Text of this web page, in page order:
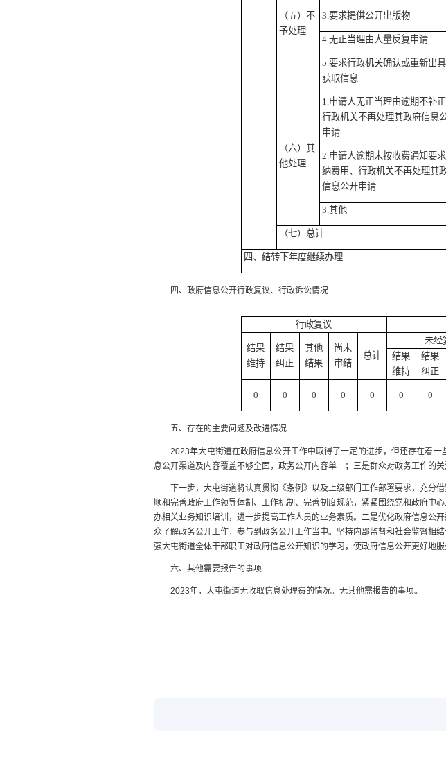
（五）不
予处理
3.要求提供公开出版物
4.无正当理由大量反复申请
5.要求行政机关确认或重新出
获取信息
（六）其
他处理
1.申请人无正当理由逾期不补正
行政机关不再处理其政府信息
申请
2.申请人逾期未按收费通知要
纳费用、行政机关不再处理其
信息公开申请
3.其他
（七）总计
四、结转下年度继续办理
四、政府信息公开行政复议、行政诉讼情况
行政复议
结果
维持
结果
纠正
其他
结果
尚未
审结
总计
未经
结果
维持
结果
纠正
0 0 0 0 0 0 0
五、存在的主要问题及改进情况
2023年大屯街道在政府信息公开工作中取得了一定的进步，但还存在着一
息公开渠道及内容覆盖不够全面，政务公开内容单一；三是群众对政务工作的
下一步，大屯街道将认真贯彻《条例》以及上级部门工作部署要求，充分
顺和完善政府工作领导体制、工作机制、完善制度规范，紧紧围绕党和政府中
办相关业务知识培训，进一步提高工作人员的业务素质。二是优化政府信息公
众了解政务公开工作，参与到政务公开工作当中。坚持内部监督和社会监督相
强大屯街道全体干部职工对政府信息公开知识的学习，使政府信息公开更好地
六、其他需要报告的事项
2023年，大屯街道无收取信息处理费的情况。无其他需报告的事项。